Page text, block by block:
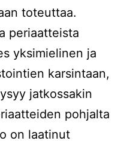
toteuttaa.
periaatteista
yksimielinen ja
karsintaan,
jatkossakin
pohjalta
on laatinut